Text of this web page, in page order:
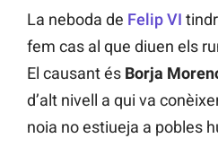
La neboda de Felip VI
fem cas al que diuen els
El causant és Borja
d’alt nivell a qui va
noia no estiueja a pobles